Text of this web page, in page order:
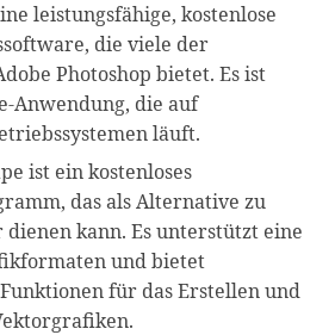
leistungsfähige, kostenlose
die viele der
Photoshop bietet. Es ist
Anwendung, die auf
läuft.
ist ein kostenloses
das als Alternative zu
kann. Es unterstützt eine
und bietet
für das Erstellen und